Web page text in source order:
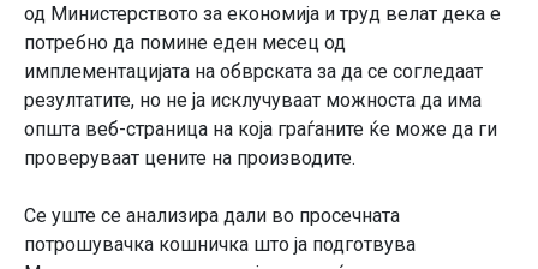
од Министерството за економија и труд велат дека е
потребно да помине еден месец од
имплементацијата на обврската за да се согледаат
резултатите, но не ја исклучуваат можноста да има
општа веб-страница на која граѓаните ќе може да ги
проверуваат цените на производите.
Се уште се анализира дали во просечната
потрошувачка кошничка што ја подготвува